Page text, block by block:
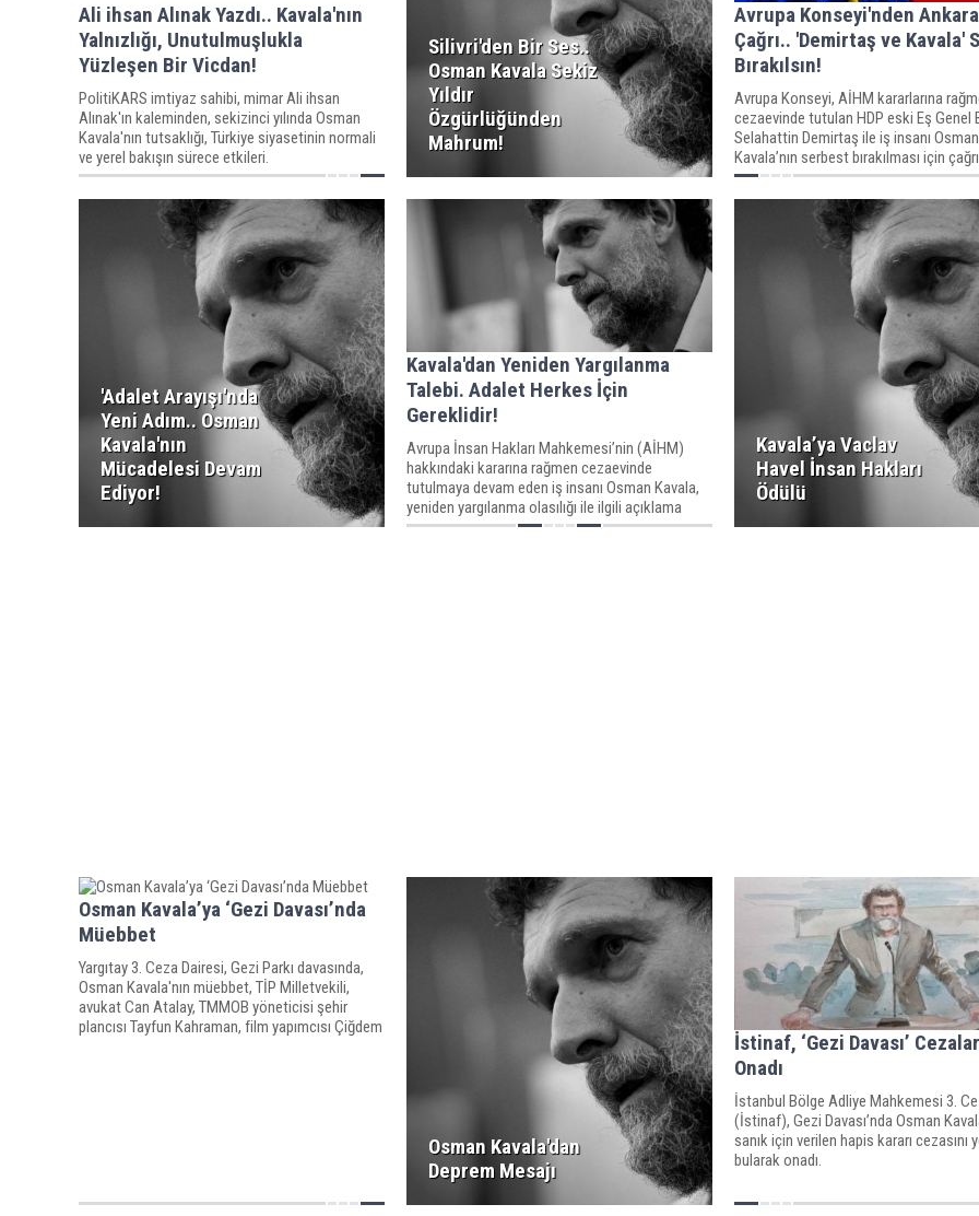
Ali ihsan Alınak Yazdı.. Kavala'nın
Yalnızlığı, Unutulmuşlukla
Yüzleşen Bir Vicdan!
PolitiKARS imtiyaz sahibi, mimar Ali ihsan
Alınak'ın kaleminden, sekizinci yılında Osman
Kavala'nın tutsaklığı, Türkiye siyasetinin normali
ve yerel bakışın sürece etkileri.
Silivri'den Bir Ses..
Osman Kavala Sekiz
Yıldır
Özgürlüğünden
Mahrum!
Avrupa Konseyi'nden
Çağrı.. 'Demirtaş ve Kavala'
Bırakılsın!
Avrupa Konseyi, AİHM kararlarına
cezaevinde tutulan HDP eski Eş Genel
Selahattin Demirtaş ile iş insanı Osman
Kavala’nın serbest bırakılması için
yineledi.
'Adalet Arayışı'nda
Yeni Adım.. Osman
Kavala'nın
Mücadelesi Devam
Ediyor!
Kavala'dan Yeniden Yargılanma
Talebi. Adalet Herkes İçin
Gereklidir!
Avrupa İnsan Hakları Mahkemesi’nin (AİHM)
hakkındaki kararına rağmen cezaevinde
tutulmaya devam eden iş insanı Osman Kavala,
yeniden yargılanma olasılığı ile ilgili açıklama
yaptı.
Kavala’ya Vaclav
Havel İnsan Hakları
Ödülü
Osman Kavala’ya ‘Gezi Davası’nda
Müebbet
Yargıtay 3. Ceza Dairesi, Gezi Parkı davasında,
Osman Kavala'nın müebbet, TİP Milletvekili,
avukat Can Atalay, TMMOB yöneticisi şehir
plancısı Tayfun Kahraman, film yapımcısı Çiğdem
Osman Kavala'dan
Deprem Mesajı
İstinaf, ‘Gezi Davası’
Onadı
İstanbul Bölge Adliye Mahkemesi 3.
(İstinaf), Gezi Davası’nda Osman
sanık için verilen hapis kararı cezasını
bularak onadı.